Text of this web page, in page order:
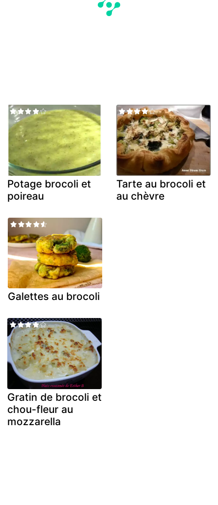
Potage brocoli et
poireau
Tarte au brocoli et
au chèvre
Galettes au brocoli
Gratin de brocoli et
chou-fleur au
mozzarella